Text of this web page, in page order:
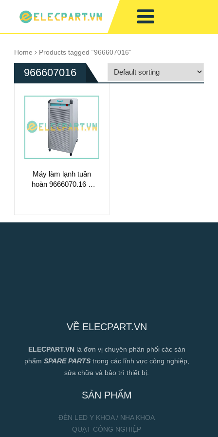
Home Products tagged “966607016”
966607016
Máy làm lạnh tuần
hoàn 9666070.16 –
VỀ ELECPART.VN
ELECPART.VN là đơn vị chuyên phân phối các sản
phẩm SPARE PARTStrong các lĩnh vực công nghiệp,
sửa chữa và bảo trì thiết bị.
SẢN PHẨM
ĐÈN LED Y KHOA / NHA KHOA
QUẠT CÔNG NGHIỆP